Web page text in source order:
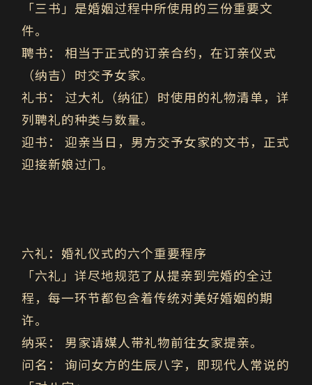
「三书」是婚姻过程中所使用的三份重要文
件。
聘书： 相当于正式的订亲合约，在订亲仪式
（纳吉）时交予女家。
礼书： 过大礼（纳征）时使用的礼物清单，详
列聘礼的种类与数量。
迎书： 迎亲当日，男方交予女家的文书，正式
迎接新娘过门。
六礼：婚礼仪式的六个重要程序
「六礼」详尽地规范了从提亲到完婚的全过
程，每一环节都包含着传统对美好婚姻的期
许。
纳采：
男家请媒人带礼物前往女家提亲。
问名：
询问女方的生辰八字，即现代人常说的